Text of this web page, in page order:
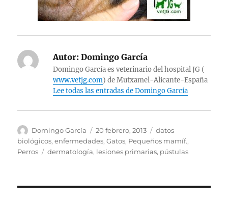
Autor: Domingo García
Domingo García es veterinario del hospital JG (
www.vetjg.com) de Mutxamel-Alicante-España
Lee todas las entradas de Domingo García
Autor
Domingo García
Publicado
el
20 febrero, 2013 Categorías
datos
biológicos,enfermedades,Gatos, Pequeños mamíf.,
Perros
Etiquetas
dermatología, lesiones primarias, pústulas